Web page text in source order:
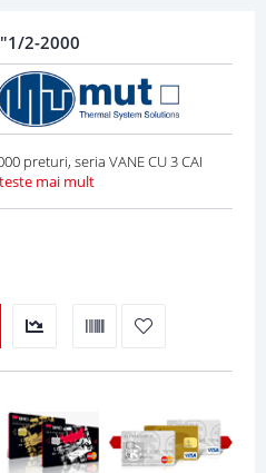
2-2000
preturi, seria VANE CU 3 CAI
mai mult